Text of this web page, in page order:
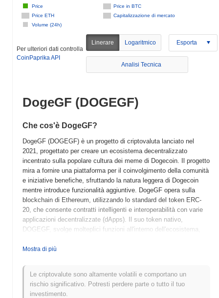
Price in BTC
Price ETH
Capitalizzazione di mercato
Volume (24h)
Price
Per ulteriori dati controlla
CoinPaprika API
Linerare Logaritmico Esporta
Analisi Tecnica
DogeGF (DOGEGF)
Che cos'è DogeGF?
DogeGF (DOGEGF) è un progetto di criptovaluta lanciato nel
2021, progettato per creare un ecosistema decentralizzato
incentrato sulla popolare cultura dei meme di Dogecoin. Il progetto
mira a fornire una piattaforma per il coinvolgimento della comunità
e iniziative benefiche, sfruttando la natura leggera di Dogecoin
mentre introduce funzionalità aggiuntive. DogeGF opera sulla
blockchain di Ethereum, utilizzando lo standard del token ERC-
20, che consente contratti intelligenti e interoperabilità con varie
applicazioni decentralizzate (dApps). Il suo token nativo,
DOGEGF, svolge molteplici funzioni all'interno dell'ecosistema,
partecipazione alla governance della comunità. Ciò che distingue
contributi caritatevoli, promuovendo un senso di appartenenza tra
gli utenti mentre si promuove il bene sociale. Questo approccio
unico posiziona DogeGF come un attore notevole nello spazio
Mostra di più
Le criptovalute sono altamente volatili e comportano un
rischio significativo. Potresti perdere parte o tutto il tuo
investimento.